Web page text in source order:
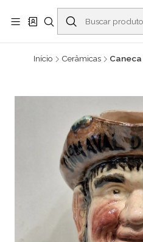
Buscantiguidades - Leilões.
Castelo -
Leia
Início Cerâmicas